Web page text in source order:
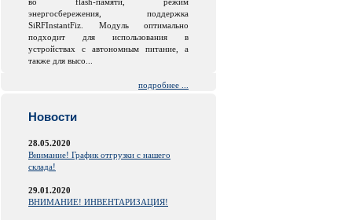
энергосбережения, поддержка
SiRFInstantFiz. Модуль оптимально
подходит для использования в
устройствах с автономным питание, а
также для высо...
подробнее ...
Новости
28.05.2020
Внимание! График отгрузки с нашего
склада!
29.01.2020
ВНИМАНИЕ! ИНВЕНТАРИЗАЦИЯ!